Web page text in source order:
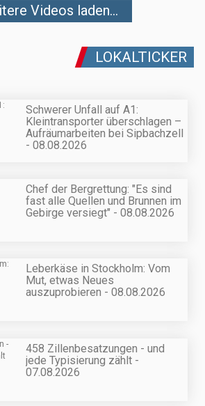
Videos laden...
LOKALTICKER
Schwerer Unfall auf A1:
Kleintransporter überschlagen –
Aufräumarbeiten bei Sipbachzell
- 08.08.2026
Chef der Bergrettung: "Es sind
fast alle Quellen und Brunnen im
Gebirge versiegt" - 08.08.2026
Leberkäse in Stockholm: Vom
Mut, etwas Neues
auszuprobieren - 08.08.2026
458 Zillenbesatzungen - und
jede Typisierung zählt -
07.08.2026